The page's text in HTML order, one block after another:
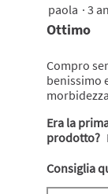
5
5
paola · 3
Ottimo
Compro
benissimo
morbidezza
Era la
prodotto?
Consiglia